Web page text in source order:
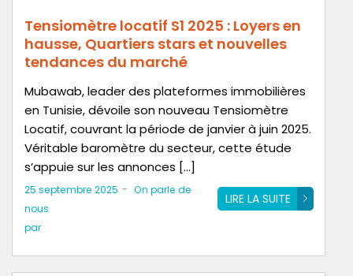
Tensiomètre locatif S1 2025 : Loyers en
hausse, Quartiers stars et nouvelles
tendances du marché
Mubawab, leader des plateformes immobilières
en Tunisie, dévoile son nouveau Tensiomètre
Locatif, couvrant la période de janvier à juin 2025.
Véritable baromètre du secteur, cette étude
s’appuie sur les annonces […]
LIRE LA SUITE
25 septembre 2025 - On parle de
nous
par